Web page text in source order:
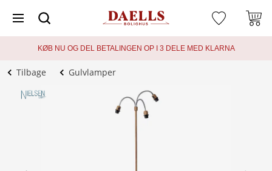
KØB NU OG DEL BETALINGEN OP I 3 DELE MED KLARNA
Tilbage Gulvlamper